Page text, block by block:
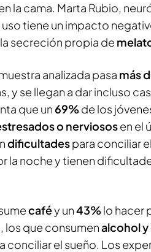
la cama. Marta Rubio,
uso tiene un impacto
secreción propia de
analizada pasa más
y se llegan a dar incluso
que un 69%de los
o nerviososen el
dificultadespara conciliar
la noche y tienen
caféy un43%lo hacer
los que consumenalcohol
conciliar el sueño. Los